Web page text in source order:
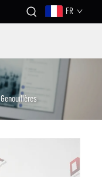
FR
Genouillères